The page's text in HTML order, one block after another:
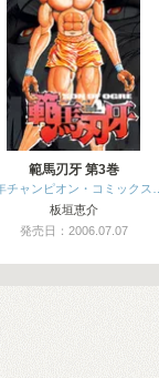
範馬刃牙 第3巻
チャンピオン・コミックス…
板垣恵介
発売日：2006.07.07